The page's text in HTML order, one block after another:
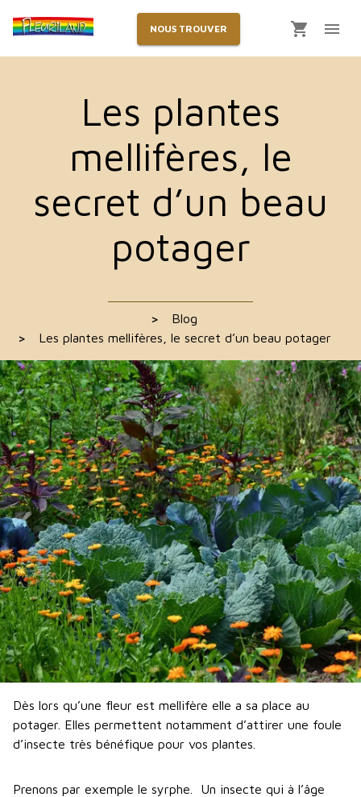
NOUS TROUVER
Les plantes
mellifères, le
secret d’un beau
potager
>
Blog
>
Les plantes mellifères, le secret d’un beau potager
Dès lors qu’une fleur est mellifère elle a sa place au
potager. Elles permettent notamment d’attirer une foule
d’insecte très bénéfique pour vos plantes.
Prenons par exemple le syrphe. Un insecte qui à l’âge